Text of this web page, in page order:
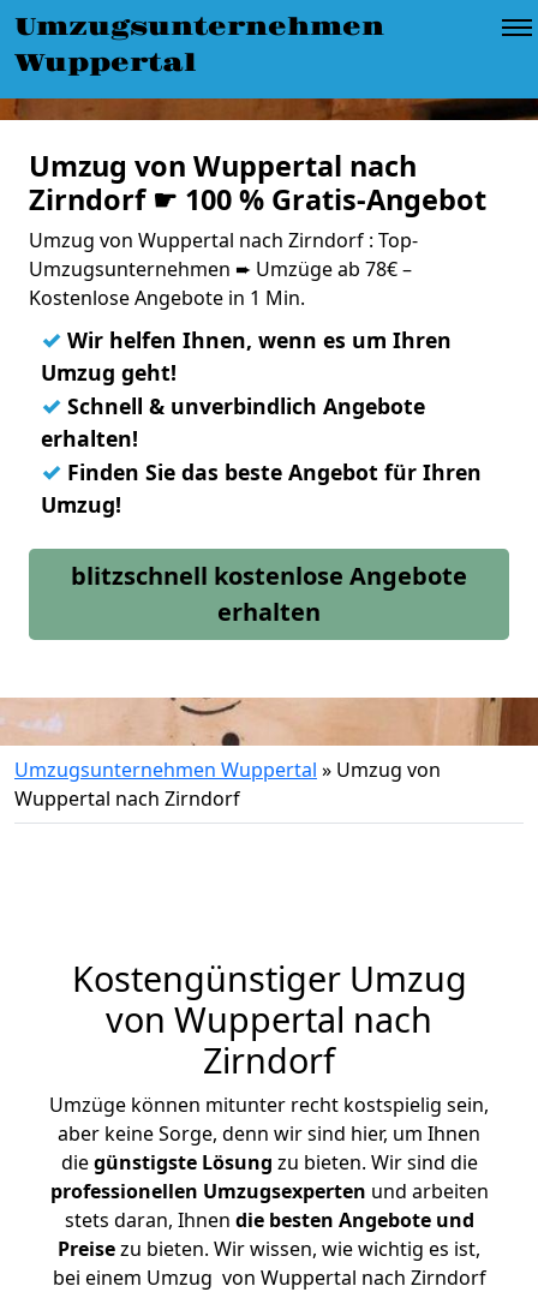
Umzugsunternehmen
Wuppertal
Umzug von Wuppertal nach
Zirndorf ☛ 100 % Gratis-Angebot
Umzug von Wuppertal nach Zirndorf : Top-
Umzugsunternehmen ➨ Umzüge ab 78€ –
Kostenlose Angebote in 1 Min.
✓ Wir helfen Ihnen, wenn es um Ihren
Umzug geht!
✓ Schnell & unverbindlich Angebote
erhalten!
✓ Finden Sie das beste Angebot für Ihren
Umzug!
blitzschnell kostenlose Angebote
erhalten
Umzugsunternehmen Wuppertal » Umzug von
Wuppertal nach Zirndorf
Kostengünstiger Umzug
von Wuppertal nach
Zirndorf
Umzüge können mitunter recht kostspielig sein,
aber keine Sorge, denn wir sind hier, um Ihnen
diegünstigste Lösung zu bieten. Wir sind die
professionellen Umzugsexperten und arbeiten
stets daran, Ihnen die besten Angebote und
Preisezu bieten. Wir wissen, wie wichtig es ist,
bei einem Umzug von Wuppertal nach Zirndorf